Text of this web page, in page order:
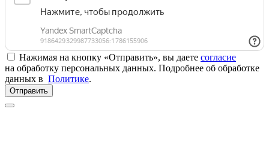
Нажимая на кнопку «Отправить», вы даете согласие
на обработку персональных данных. Подробнее об обработке
данных в Политике.
Отправить